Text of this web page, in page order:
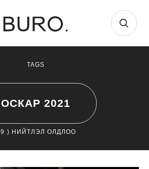
TAGS
ОСКАР 2021
9 ) НИЙТЛЭЛ ОЛДЛОО